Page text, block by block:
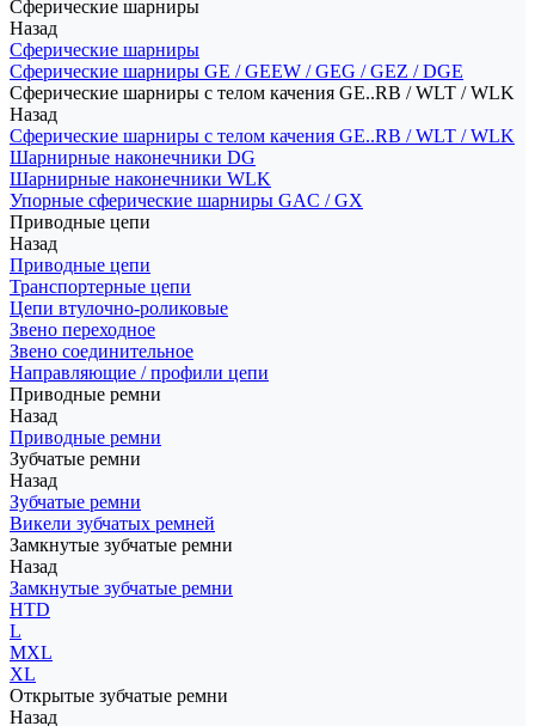
Сферические шарниры
Назад
Сферические шарниры
Сферические шарниры GE / GEEW / GEG / GEZ / DGE
Сферические шарниры с телом качения GE..RB / WLT / WLK
Назад
Сферические шарниры с телом качения GE..RB / WLT / WLK
Шарнирные наконечники DG
Шарнирные наконечники WLK
Упорные сферические шарниры GAC / GX
Приводные цепи
Назад
Приводные цепи
Транспортерные цепи
Цепи втулочно-роликовые
Звено переходное
Звено соединительное
Направляющие / профили цепи
Приводные ремни
Назад
Приводные ремни
Зубчатые ремни
Назад
Зубчатые ремни
Викели зубчатых ремней
Замкнутые зубчатые ремни
Назад
Замкнутые зубчатые ремни
HTD
L
MXL
XL
Открытые зубчатые ремни
Назад